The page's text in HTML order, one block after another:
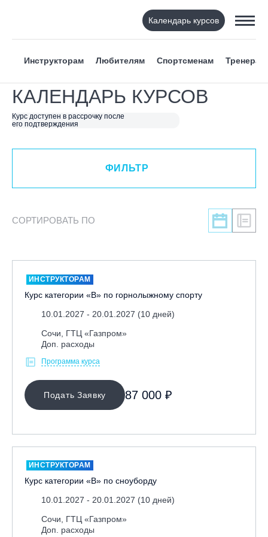
Календарь курсов
Инструкторам Любителям Спортсменам Тренерам
КАЛЕНДАРЬ КУРСОВ
Курс доступен в рассрочку после
его подтверждения
ФИЛЬТР
ВИД СПОРТА
Я ХОЧУ
КАТЕГОРИЯ
ЛЕКТОР
МЕСТО ПРОВЕДЕНИЯ
Байкальск, ГЛЦ «Гора Соболиная»
Вологодская обл., ГЛК "Ципина гора"
Грузия, ГК «Гудаури»
Дистанционно
Ижевск, КАО «Нечкино»
ФИЛЬТР
СОРТИРОВАТЬ ПО
ИНСТРУКТОРАМ
Курс категории «В» по горнолыжному спорту
10.01.2027 - 20.01.2027 (10 дней)
Сочи, ГТЦ «Газпром»
Доп. расходы
Программа курса
Подать Заявку 87 000 ₽
ИНСТРУКТОРАМ
Курс категории «В» по сноуборду
10.01.2027 - 20.01.2027 (10 дней)
Сочи, ГТЦ «Газпром»
Доп. расходы